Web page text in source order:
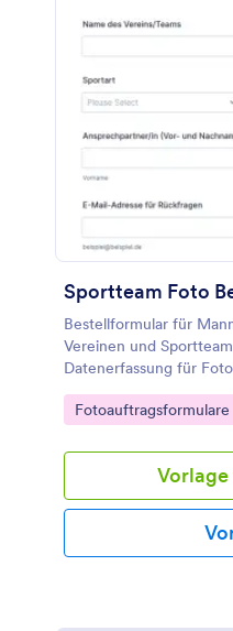
Sportteam Foto
Bestellformular für
Vereinen und
Datenerfassung für
Auswahl der
jeder Formularantwort
Go to Category:
Fotoauftragsformulare